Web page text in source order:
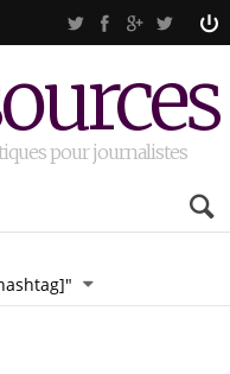
pour journalistes